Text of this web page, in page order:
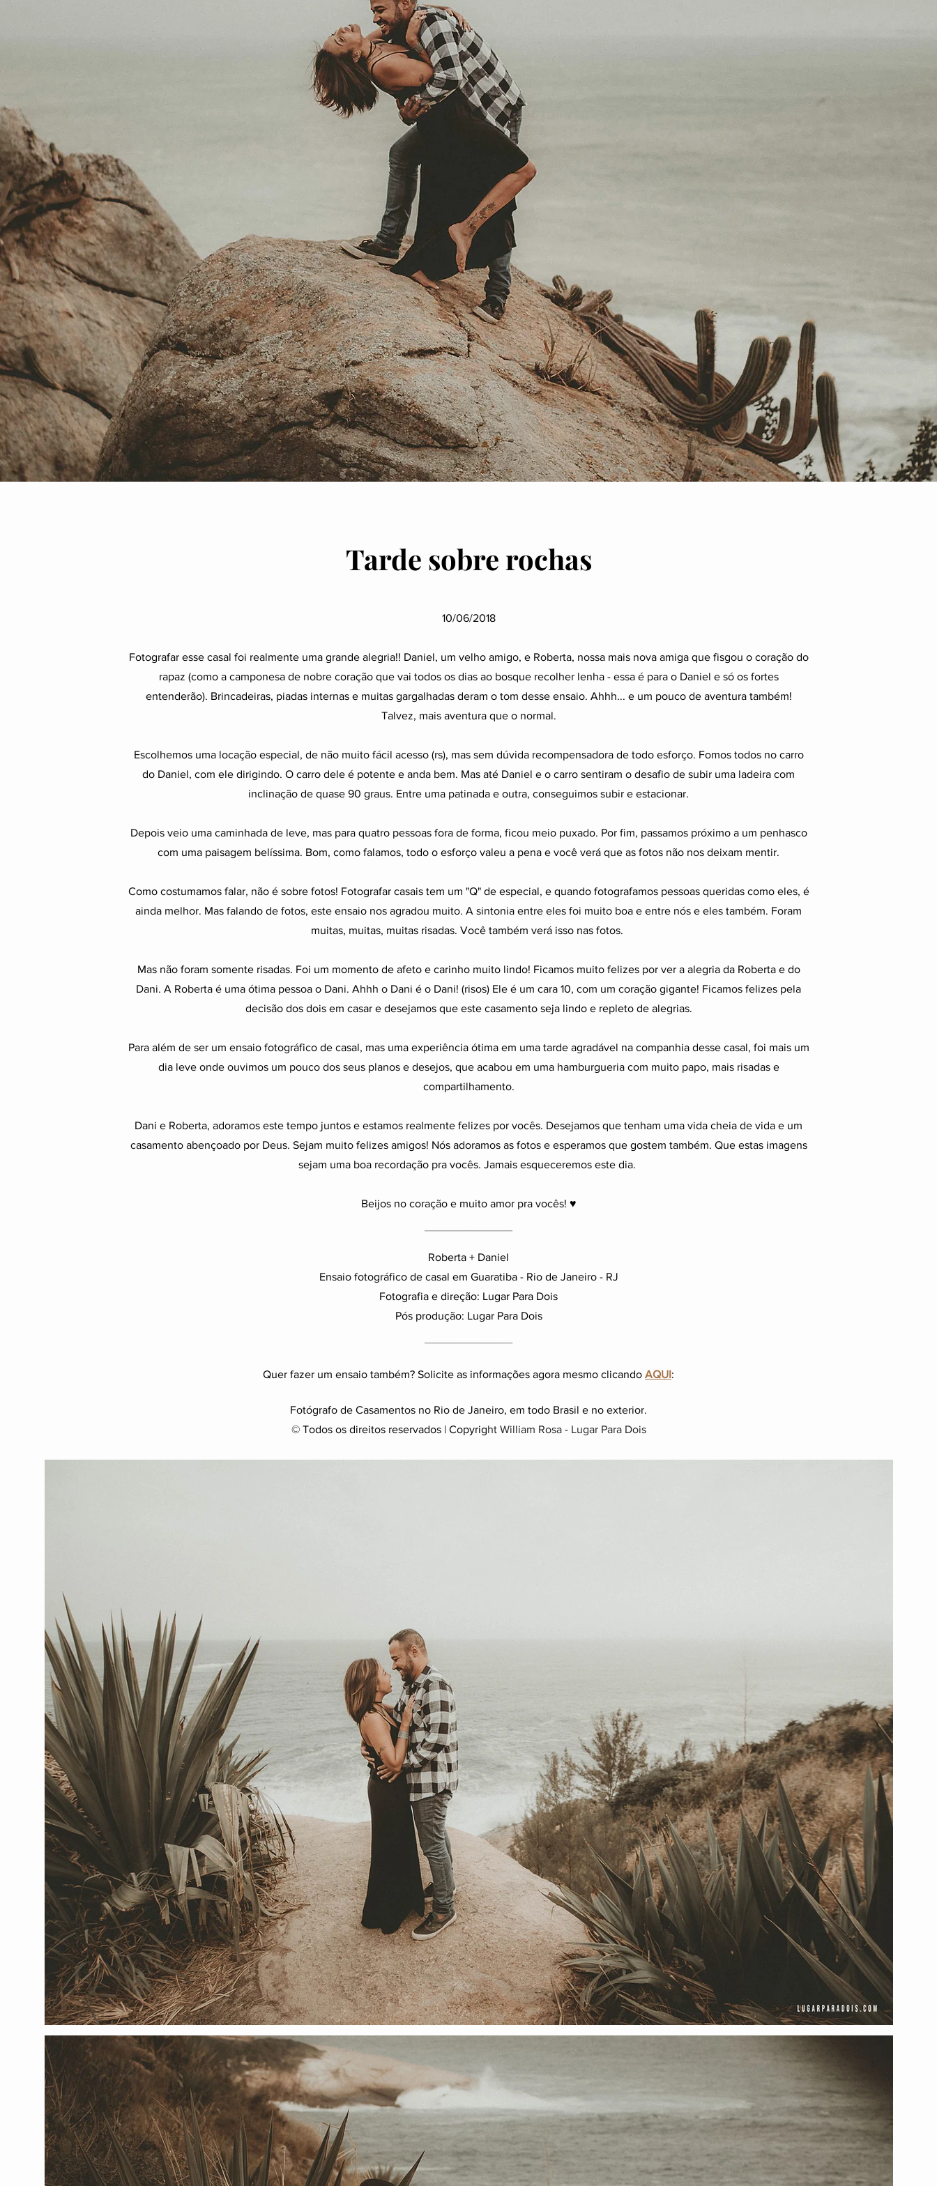
Tarde sobre rochas
10/06/2018
Fotografar esse casal foi realmente uma grande alegria!! Daniel, um velho amigo, e Roberta, nossa mais nova amiga que fisgou o coração do
rapaz (como a camponesa de nobre coração que vai todos os dias ao bosque recolher lenha - essa é para o Daniel e só os fortes
entenderão). Brincadeiras, piadas internas e muitas gargalhadas deram o tom desse ensaio. Ahhh... e um pouco de aventura também!
Talvez, mais aventura que o normal.
Escolhemos uma locação especial, de não muito fácil acesso (rs), mas sem dúvida recompensadora de todo esforço. Fomos todos no carro
do Daniel, com ele dirigindo. O carro dele é potente e anda bem. Mas até Daniel e o carro sentiram o desafio de subir uma ladeira com
inclinação de quase 90 graus. Entre uma patinada e outra, conseguimos subir e estacionar.
Depois veio uma caminhada de leve, mas para quatro pessoas fora de forma, ficou meio puxado. Por fim, passamos próximo a um penhasco
com uma paisagem belíssima. Bom, como falamos, todo o esforço valeu a pena e você verá que as fotos não nos deixam mentir.
Como costumamos falar, não é sobre fotos! Fotografar casais tem um "Q" de especial, e quando fotografamos pessoas queridas como eles, é
ainda melhor. Mas falando de fotos, este ensaio nos agradou muito. A sintonia entre eles foi muito boa e entre nós e eles também. Foram
muitas, muitas, muitas risadas. Você também verá isso nas fotos.
Mas não foram somente risadas. Foi um momento de afeto e carinho muito lindo! Ficamos muito felizes por ver a alegria da Roberta e do
Dani. A Roberta é uma ótima pessoa o Dani. Ahhh o Dani é o Dani! (risos) Ele é um cara 10, com um coração gigante! Ficamos felizes pela
decisão dos dois em casar e desejamos que este casamento seja lindo e repleto de alegrias.
Para além de ser um ensaio fotográfico de casal, mas uma experiência ótima em uma tarde agradável na companhia desse casal, foi mais um
dia leve onde ouvimos um pouco dos seus planos e desejos, que acabou em uma hamburgueria com muito papo, mais risadas e
compartilhamento.
Dani e Roberta, adoramos este tempo juntos e estamos realmente felizes por vocês. Desejamos que tenham uma vida cheia de vida e um
casamento abençoado por Deus. Sejam muito felizes amigos! Nós adoramos as fotos e esperamos que gostem também. Que estas imagens
sejam uma boa recordação pra vocês. Jamais esqueceremos este dia.
Beijos no coração e muito amor pra vocês! ♥
Roberta + Daniel
Ensaio fotográfico de casal em Guaratiba - Rio de Janeiro - RJ
Fotografia e direção: Lugar Para Dois
Pós produção: Lugar Para Dois
Quer fazer um ensaio também? Solicite as informações agora mesmo clicando AQUI:
Fotógrafo de Casamentos no Rio de Janeiro, em todo Brasil e no exterior.
© Todos os direitos reservados | Copyright William Rosa - Lugar Para Dois